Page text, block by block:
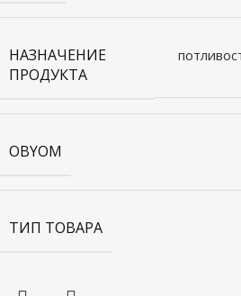
НАЗНАЧЕНИЕ
ПРОДУКТА
OBYOM
ТИП ТОВАРА